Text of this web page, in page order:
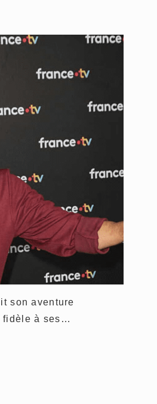
son aventure
fidèle à ses…